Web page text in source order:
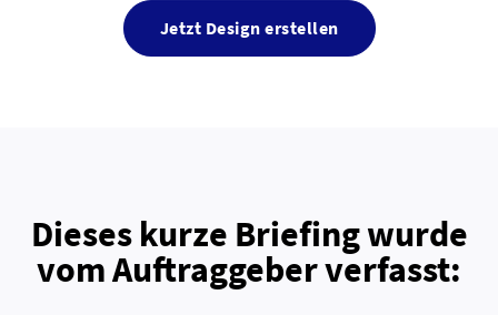
Jetzt Design erstellen
Dieses kurze Briefing wurde
vom Auftraggeber verfasst: